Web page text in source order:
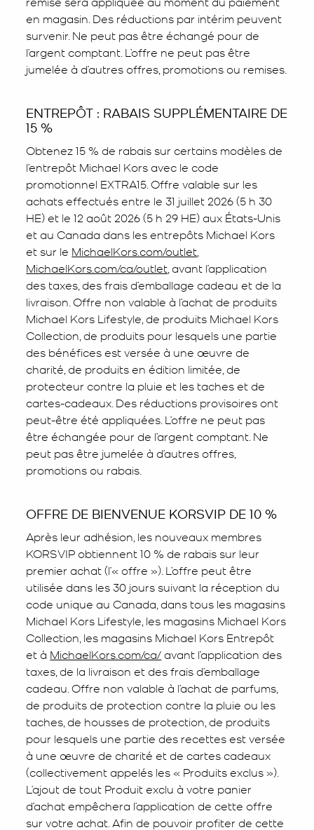
en magasin. Des réductions par intérim peuvent
survenir. Ne peut pas être échangé pour de
l’argent comptant. L’offre ne peut pas être
jumelée à d’autres offres, promotions ou remises.
ENTREPÔT : RABAIS SUPPLÉMENTAIRE DE
15 %
Obtenez 15 % de rabais sur certains modèles de
l’entrepôt Michael Kors avec le code
promotionnel EXTRA15. Offre valable sur les
achats effectués entre le 31 juillet 2026 (5 h 30
HE) et le 12 août 2026 (5 h 29 HE) aux États-Unis
et au Canada dans les entrepôts Michael Kors
et sur le MichaelKors.com/outlet
MichaelKors.com/ca/outlet , avant l’application
des taxes, des frais d’emballage cadeau et de la
livraison. Offre non valable à l’achat de produits
Michael Kors Lifestyle, de produits Michael Kors
Collection, de produits pour lesquels une partie
des bénéfices est versée à une œuvre de
charité, de produits en édition limitée, de
protecteur contre la pluie et les taches et de
cartes-cadeaux. Des réductions provisoires ont
peut-être été appliquées. L’offre ne peut pas
être échangée pour de l’argent comptant. Ne
peut pas être jumelée à d’autres offres,
promotions ou rabais.
OFFRE DE BIENVENUE KORSVIP DE 10 %
Après leur adhésion, les nouveaux membres
KORSVIP obtiennent 10 % de rabais sur leur
premier achat (l’« offre »). L’offre peut être
utilisée dans les 30 jours suivant la réception du
code unique au Canada, dans tous les magasins
Michael Kors Lifestyle, les magasins Michael Kors
Collection, les magasins Michael Kors Entrepôt
et à MichaelKors.com/ca/avant l’application des
taxes, de la livraison et des frais d’emballage
cadeau. Offre non valable à l’achat de parfums,
de produits de protection contre la pluie ou les
taches, de housses de protection, de produits
pour lesquels une partie des recettes est versée
à une œuvre de charité et de cartes cadeaux
(collectivement appelés les « Produits exclus »).
L’ajout de tout Produit exclu à votre panier
d’achat empêchera l’application de cette offre
sur votre achat. Afin de pouvoir profiter de cette